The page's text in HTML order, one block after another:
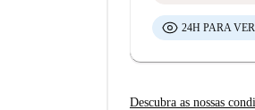
24H PARA
Descubra as nossas